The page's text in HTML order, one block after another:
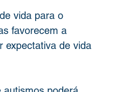
vida para o
favorecem a
expectativa de vida